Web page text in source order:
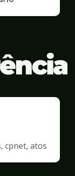
cpnet, atos